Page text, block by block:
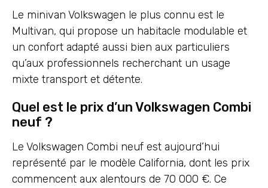
Le minivan Volkswagen le plus connu est le
Multivan, qui propose un habitacle modulable et
un confort adapté aussi bien aux particuliers
qu’aux professionnels recherchant un usage
mixte transport et détente.
Quel est le prix d’un Volkswagen Combi
neuf ?
Le Volkswagen Combi neuf est aujourd’hui
représenté par le modèle California, dont les prix
commencent aux alentours de 70 000 €. Ce